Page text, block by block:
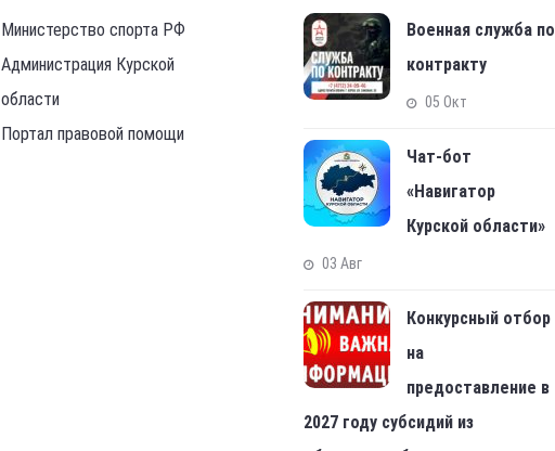
Министерство спорта РФ
Администрация Курской
области
Портал правовой помощи
Военная служба по
контракту
05 Окт
Чат-бот
«Навигатор
Курской области»
03 Авг
Конкурсный отбор
на
предоставление в
2027 году субсидий из